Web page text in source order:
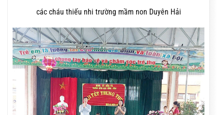
các cháu thiếu nhi trường mầm non Duyên Hải